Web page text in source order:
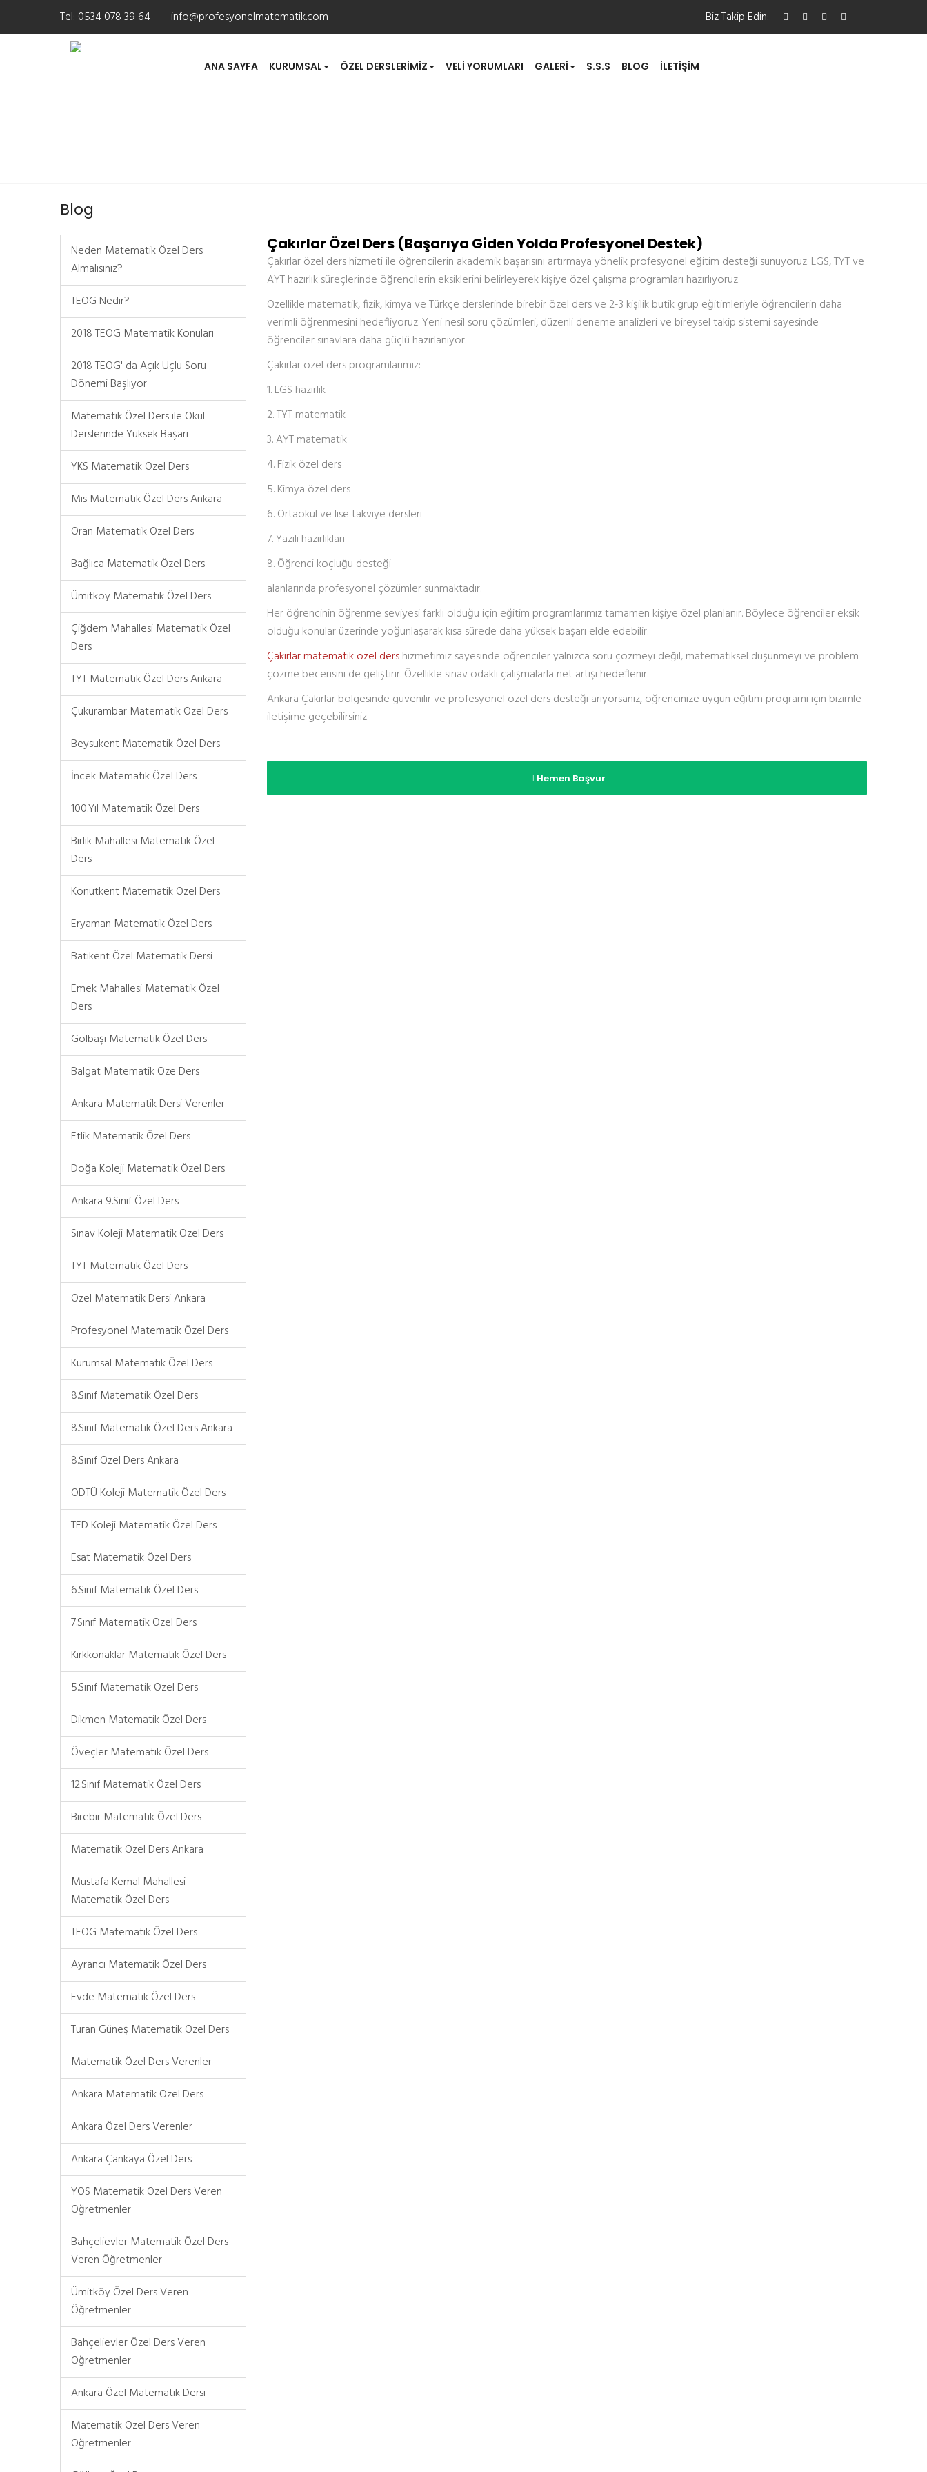
Tel: 0534 078 39 64 info@profesyonelmatematik.com Biz Takip Edin:
ANA SAYFA KURUMSAL ÖZEL DERSLERIMIZ VELI YORUMLARI GALERI S.S.S BLOG İLETIŞIM
Çakırlar Özel Ders (Başarıya Giden Yolda Profesyonel Destek)
Çakırlar özel ders hizmeti ile öğrencilerin akademik başarısını artırmaya yönelik profesyonel eğitim desteği sunuyoruz. LGS, TYT ve
AYT hazırlık süreçlerinde öğrencilerin eksiklerini belirleyerek kişiye özel çalışma programları hazırlıyoruz.
Özellikle matematik, fizik, kimya ve Türkçe derslerinde birebir özel ders ve 2-3 kişilik butik grup eğitimleriyle öğrencilerin daha
verimli öğrenmesini hedefliyoruz. Yeni nesil soru çözümleri, düzenli deneme analizleri ve bireysel takip sistemi sayesinde
öğrenciler sınavlara daha güçlü hazırlanıyor.
Çakırlar özel ders programlarımız:
1. LGS hazırlık
2. TYT matematik
3. AYT matematik
4. Fizik özel ders
5. Kimya özel ders
6. Ortaokul ve lise takviye dersleri
7. Yazılı hazırlıkları
8. Öğrenci koçluğu desteği
alanlarında profesyonel çözümler sunmaktadır.
Her öğrencinin öğrenme seviyesi farklı olduğu için eğitim programlarımız tamamen kişiye özel planlanır. Böylece öğrenciler eksik
olduğu konular üzerinde yoğunlaşarak kısa sürede daha yüksek başarı elde edebilir.
Çakırlar matematik özel dershizmetimiz sayesinde öğrenciler yalnızca soru çözmeyi değil, matematiksel düşünmeyi ve problem
çözme becerisini de geliştirir. Özellikle sınav odaklı çalışmalarla net artışı hedeflenir.
Ankara Çakırlar bölgesinde güvenilir ve profesyonel özel ders desteği arıyorsanız, öğrencinize uygun eğitim programı için bizimle
iletişime geçebilirsiniz.
Hemen Başvur
Blog
Neden Matematik Özel Ders
Almalısınız?
TEOG Nedir?
2018 TEOG Matematik Konuları
2018 TEOG' da Açık Uçlu Soru
Dönemi Başlıyor
Matematik Özel Ders ile Okul
Derslerinde Yüksek Başarı
YKS Matematik Özel Ders
Mis Matematik Özel Ders Ankara
Oran Matematik Özel Ders
Bağlıca Matematik Özel Ders
Ümitköy Matematik Özel Ders
Çiğdem Mahallesi Matematik Özel
Ders
TYT Matematik Özel Ders Ankara
Çukurambar Matematik Özel Ders
Beysukent Matematik Özel Ders
İncek Matematik Özel Ders
100.Yıl Matematik Özel Ders
Birlik Mahallesi Matematik Özel
Ders
Konutkent Matematik Özel Ders
Eryaman Matematik Özel Ders
Batıkent Özel Matematik Dersi
Emek Mahallesi Matematik Özel
Ders
Gölbaşı Matematik Özel Ders
Balgat Matematik Öze Ders
Ankara Matematik Dersi Verenler
Etlik Matematik Özel Ders
Doğa Koleji Matematik Özel Ders
Ankara 9.Sınıf Özel Ders
Sınav Koleji Matematik Özel Ders
TYT Matematik Özel Ders
Özel Matematik Dersi Ankara
Profesyonel Matematik Özel Ders
Kurumsal Matematik Özel Ders
8.Sınıf Matematik Özel Ders
8.Sınıf Matematik Özel Ders Ankara
8.Sınıf Özel Ders Ankara
ODTÜ Koleji Matematik Özel Ders
TED Koleji Matematik Özel Ders
Esat Matematik Özel Ders
6.Sınıf Matematik Özel Ders
7.Sınıf Matematik Özel Ders
Kırkkonaklar Matematik Özel Ders
5.Sınıf Matematik Özel Ders
Dikmen Matematik Özel Ders
Öveçler Matematik Özel Ders
12.Sınıf Matematik Özel Ders
Birebir Matematik Özel Ders
Matematik Özel Ders Ankara
Mustafa Kemal Mahallesi
Matematik Özel Ders
TEOG Matematik Özel Ders
Ayrancı Matematik Özel Ders
Evde Matematik Özel Ders
Turan Güneş Matematik Özel Ders
Matematik Özel Ders Verenler
Ankara Matematik Özel Ders
Ankara Özel Ders Verenler
Ankara Çankaya Özel Ders
YÖS Matematik Özel Ders Veren
Öğretmenler
Bahçelievler Matematik Özel Ders
Veren Öğretmenler
Ümitköy Özel Ders Veren
Öğretmenler
Bahçelievler Özel Ders Veren
Öğretmenler
Ankara Özel Matematik Dersi
Matematik Özel Ders Veren
Öğretmenler